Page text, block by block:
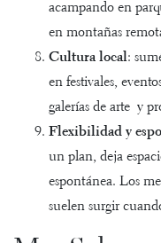
acampando en
en montañas
Cultura local:
en festivales,
galerías de arte y
Flexibilidad y
un plan, deja
espontánea. Los
suelen surgir